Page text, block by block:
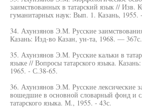
заимствованных в татарский язык //
гуманитарных наук: Вып. 1. Казань, 1955.
34. Ахунзянов Э.М. Русские
Казань: Изд-во Казан, ун-та, 1968. — 367с.
35. Ахунзянов Э.М. Русские кальки в
языке // Вопросы татарского языка.
1965. - С.38-65.
36. Ахунзянов Э.М. Русские лексические
вошедшие в основной словарный фонд и
татарского языка. М., 1955. - 43с.